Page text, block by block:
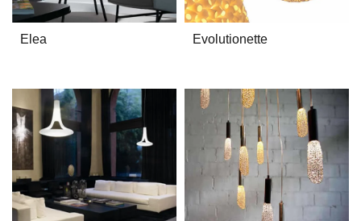
Elea Evolutionette